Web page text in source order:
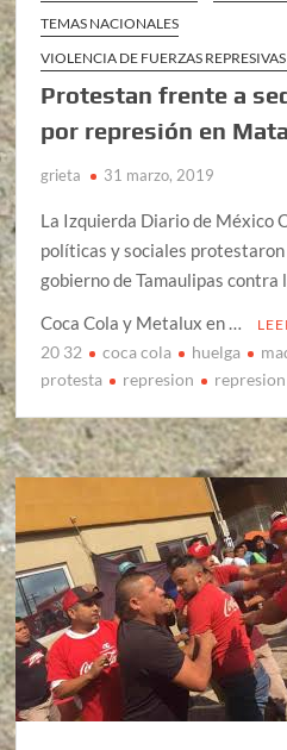
TEMAS NACIONALES
VIOLENCIA DE FUERZAS
Protestan frente a
por represión en
grieta 31 marzo, 2019
La Izquierda Diario de México
políticas y sociales
gobierno de Tamaulipas contra
Coca Cola y Metalux en …
20 32 coca cola huelga
protesta
represion